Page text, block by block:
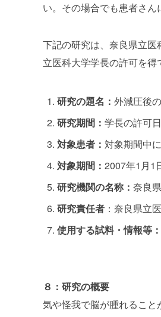
い。その場合でも患者さん
下記の研究は、奈良県立
立医科大学学長の許可を得
研究の題名： 外減圧後
研究期間： 学長の許可
対象患者： 対象期間中
対象期間： 2007年1 月1
研究機関の名称： 奈良
研究責任者 ：奈良県
使用する試料・情報等：
８：研究の概要
気や怪我で脳が腫れるこ